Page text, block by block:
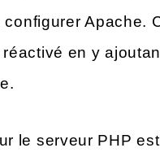
Apache.
en y
le serveur PHP